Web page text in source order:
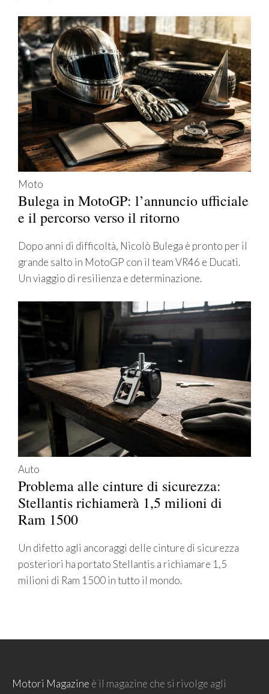
Moto
Bulega in MotoGP: l’annuncio ufficiale
e il percorso verso il ritorno
Dopo anni di difficoltà, Nicolò Bulega è pronto per il
grande salto in MotoGP con il team VR46 e Ducati.
Un viaggio di resilienza e determinazione.
Auto
Problema alle cinture di sicurezza:
Stellantis richiamerà 1,5 milioni di
Ram 1500
Un difetto agli ancoraggi delle cinture di sicurezza
posteriori ha portato Stellantis a richiamare 1,5
milioni di Ram 1500 in tutto il mondo.
Motori Magazine è il magazine che si rivolge agli